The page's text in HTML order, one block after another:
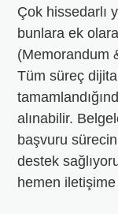
Çok hissedarlı
bunlara ek
(Memorandum
Tüm süreç
alınabilir.
başvuru
destek
hemen